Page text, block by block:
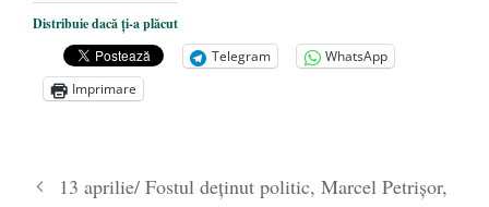
amazoniană, pentru summitul climatic
COP30 - 14 martie 2025
Alegeri controlate
Distribuie dacă ți-a plăcut
Telegram
WhatsApp
Imprimare
13 aprilie/ Fostul deținut politic, Marcel Petrișor,